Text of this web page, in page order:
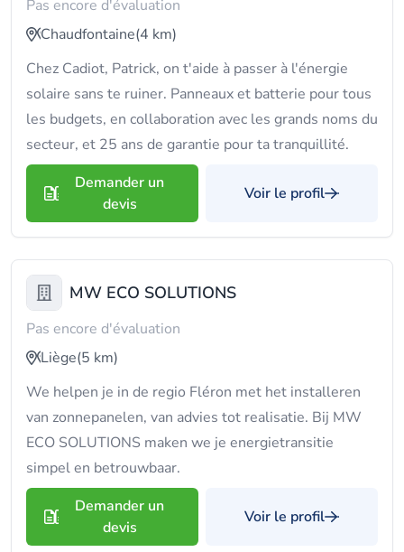
Pas encore d'évaluation
Chaudfontaine(4 km)
Chez Cadiot, Patrick, on t'aide à passer à l'énergie
solaire sans te ruiner. Panneaux et batterie pour tous
les budgets, en collaboration avec les grands noms du
secteur, et 25 ans de garantie pour ta tranquillité.
Demander un
devis
Voir le profil
MW ECO SOLUTIONS
Pas encore d'évaluation
Liège(5 km)
We helpen je in de regio Fléron met het installeren
van zonnepanelen, van advies tot realisatie. Bij MW
ECO SOLUTIONS maken we je energietransitie
simpel en betrouwbaar.
Demander un
devis
Voir le profil